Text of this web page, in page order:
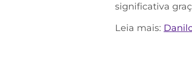
significativa
Leia mais: